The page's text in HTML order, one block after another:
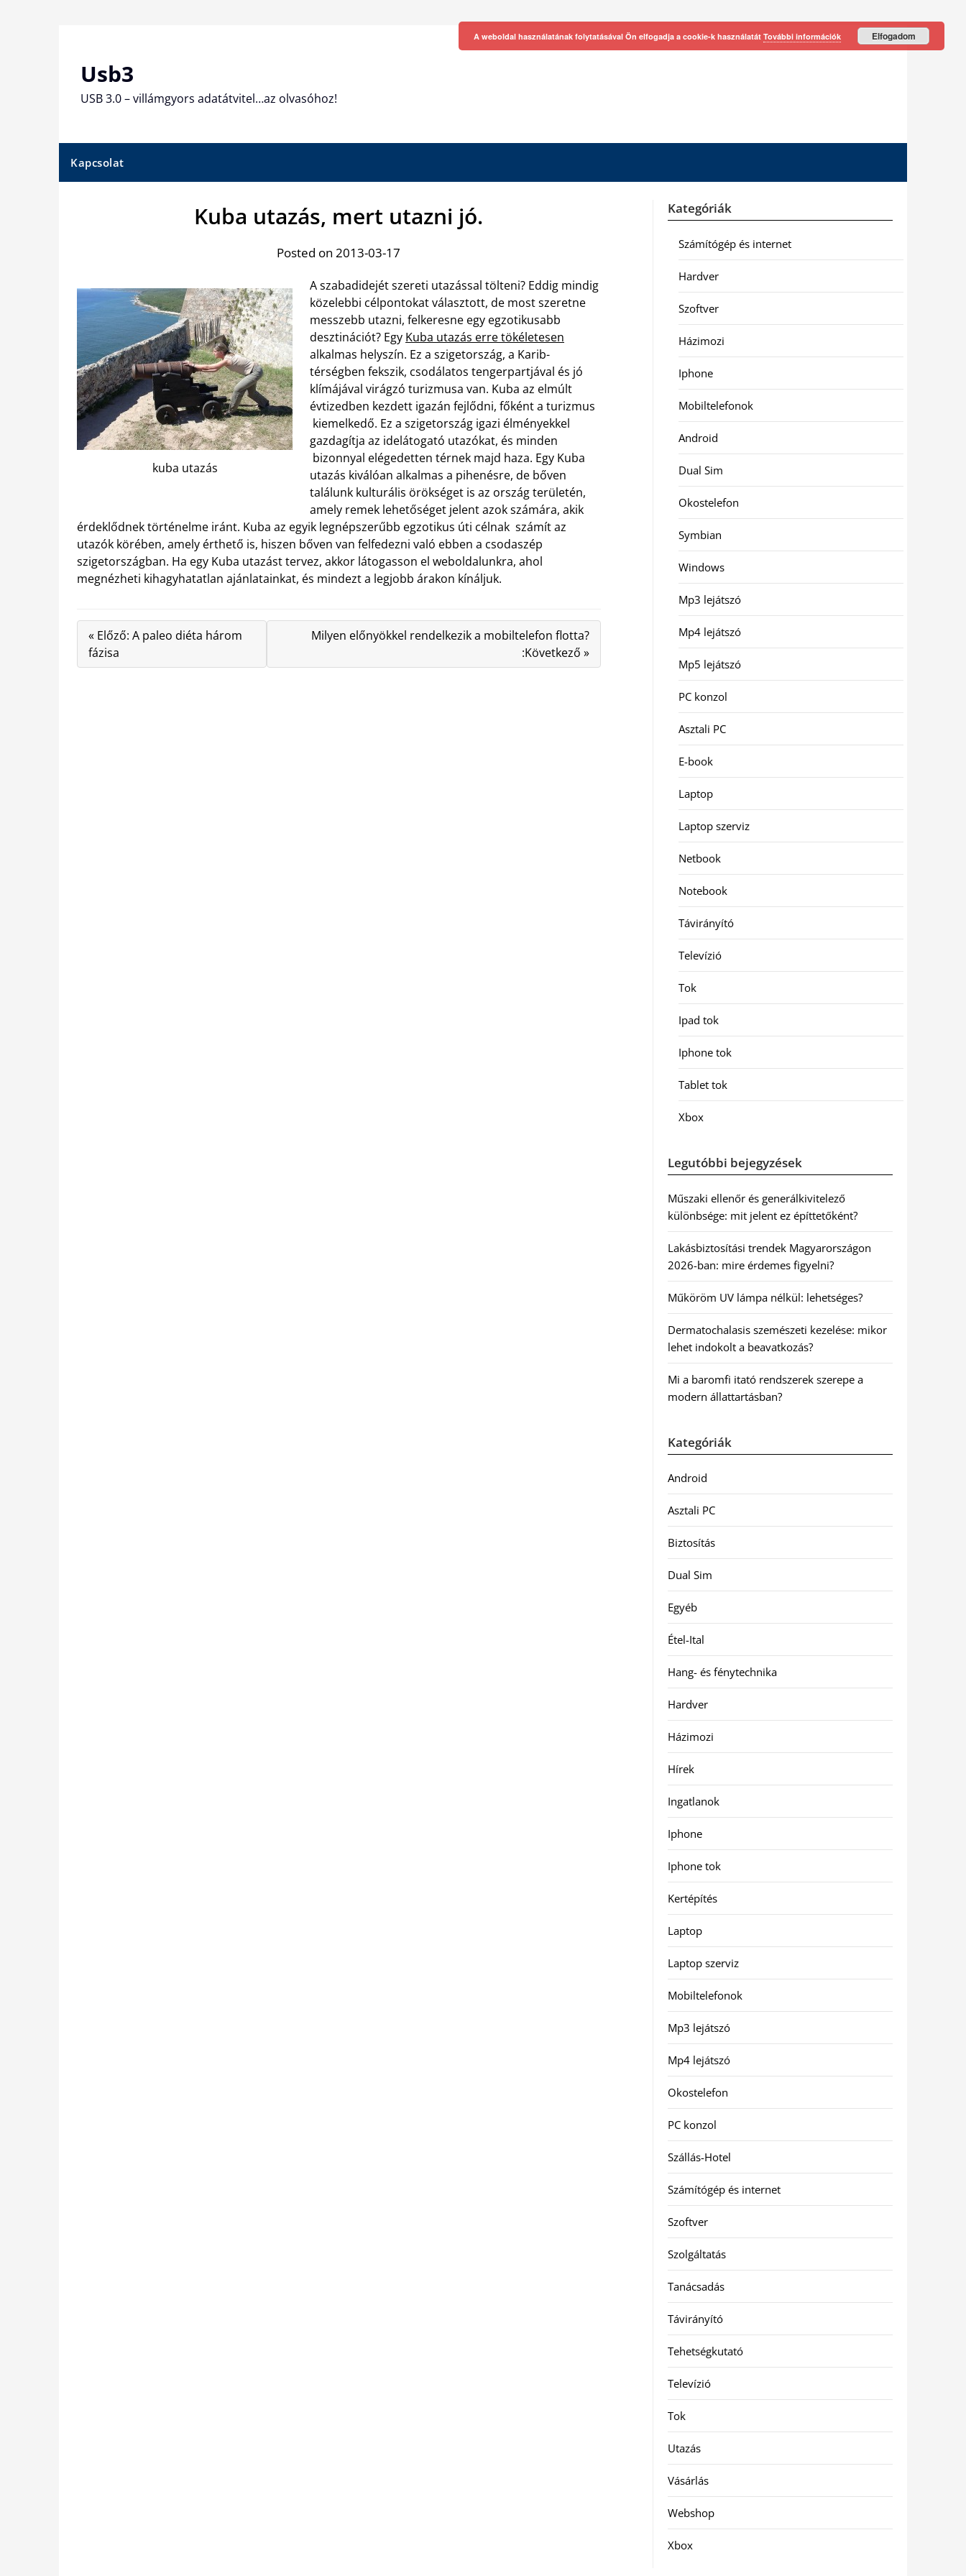
Usb3
USB 3.0 – villámgyors adatátvitel…az olvasóhoz!
Kapcsolat
Kuba utazás, mert utazni jó.
Posted on 2013-03-17
kuba utazás
A szabadidejét szereti utazással tölteni? Eddig mindig
közelebbi célpontokat választott, de most szeretne
messzebb utazni, felkeresne egy egzotikusabb
desztinációt? Egy Kuba utazás erre tökéletesen
alkalmas helyszín. Ez a szigetország, a Karib-
térségben fekszik, csodálatos tengerpartjával és jó
klímájával virágzó turizmusa van. Kuba az elmúlt
évtizedben kezdett igazán fejlődni, főként a turizmus
kiemelkedő. Ez a szigetország igazi élményekkel
gazdagítja az idelátogató utazókat, és minden
bizonnyal elégedetten térnek majd haza. Egy Kuba
utazás kiválóan alkalmas a pihenésre, de bőven
találunk kulturális örökséget is az ország területén,
amely remek lehetőséget jelent azok számára, akik
érdeklődnek történelme iránt. Kuba az egyik legnépszerűbb egzotikus úti célnak számít az
utazók körében, amely érthető is, hiszen bőven van felfedezni való ebben a csodaszép
szigetországban. Ha egy Kuba utazást tervez, akkor látogasson el weboldalunkra, ahol
megnézheti kihagyhatatlan ajánlatainkat, és mindezt a legjobb árakon kínáljuk.
« Előző: A paleo diéta három
fázisa
Milyen előnyökkel rendelkezik a mobiltelefon flotta?
:Következő »
Kategóriák
Számítógép és internet
Hardver
Szoftver
Házimozi
Iphone
Mobiltelefonok
Android
Dual Sim
Okostelefon
Symbian
Windows
Mp3 lejátszó
Mp4 lejátszó
Mp5 lejátszó
PC konzol
Asztali PC
E-book
Laptop
Laptop szerviz
Netbook
Notebook
Távirányító
Televízió
Tok
Ipad tok
Iphone tok
Tablet tok
Xbox
Legutóbbi bejegyzések
Műszaki ellenőr és generálkivitelező
különbsége: mit jelent ez építtetőként?
Lakásbiztosítási trendek Magyarországon
2026-ban: mire érdemes figyelni?
Műköröm UV lámpa nélkül: lehetséges?
Dermatochalasis szemészeti kezelése: mikor
lehet indokolt a beavatkozás?
Mi a baromfi itató rendszerek szerepe a
modern állattartásban?
Kategóriák
Android
Asztali PC
Biztosítás
Dual Sim
Egyéb
Étel-Ital
Hang- és fénytechnika
Hardver
Házimozi
Hírek
Ingatlanok
Iphone
Iphone tok
Kertépítés
Laptop
Laptop szerviz
Mobiltelefonok
Mp3 lejátszó
Mp4 lejátszó
Okostelefon
PC konzol
Szállás-Hotel
Számítógép és internet
Szoftver
Szolgáltatás
Tanácsadás
Távirányító
Tehetségkutató
Televízió
Tok
Utazás
Vásárlás
Webshop
Xbox
A weboldal használatának folytatásával Ön elfogadja a cookie-k használatát További információk Elfogadom